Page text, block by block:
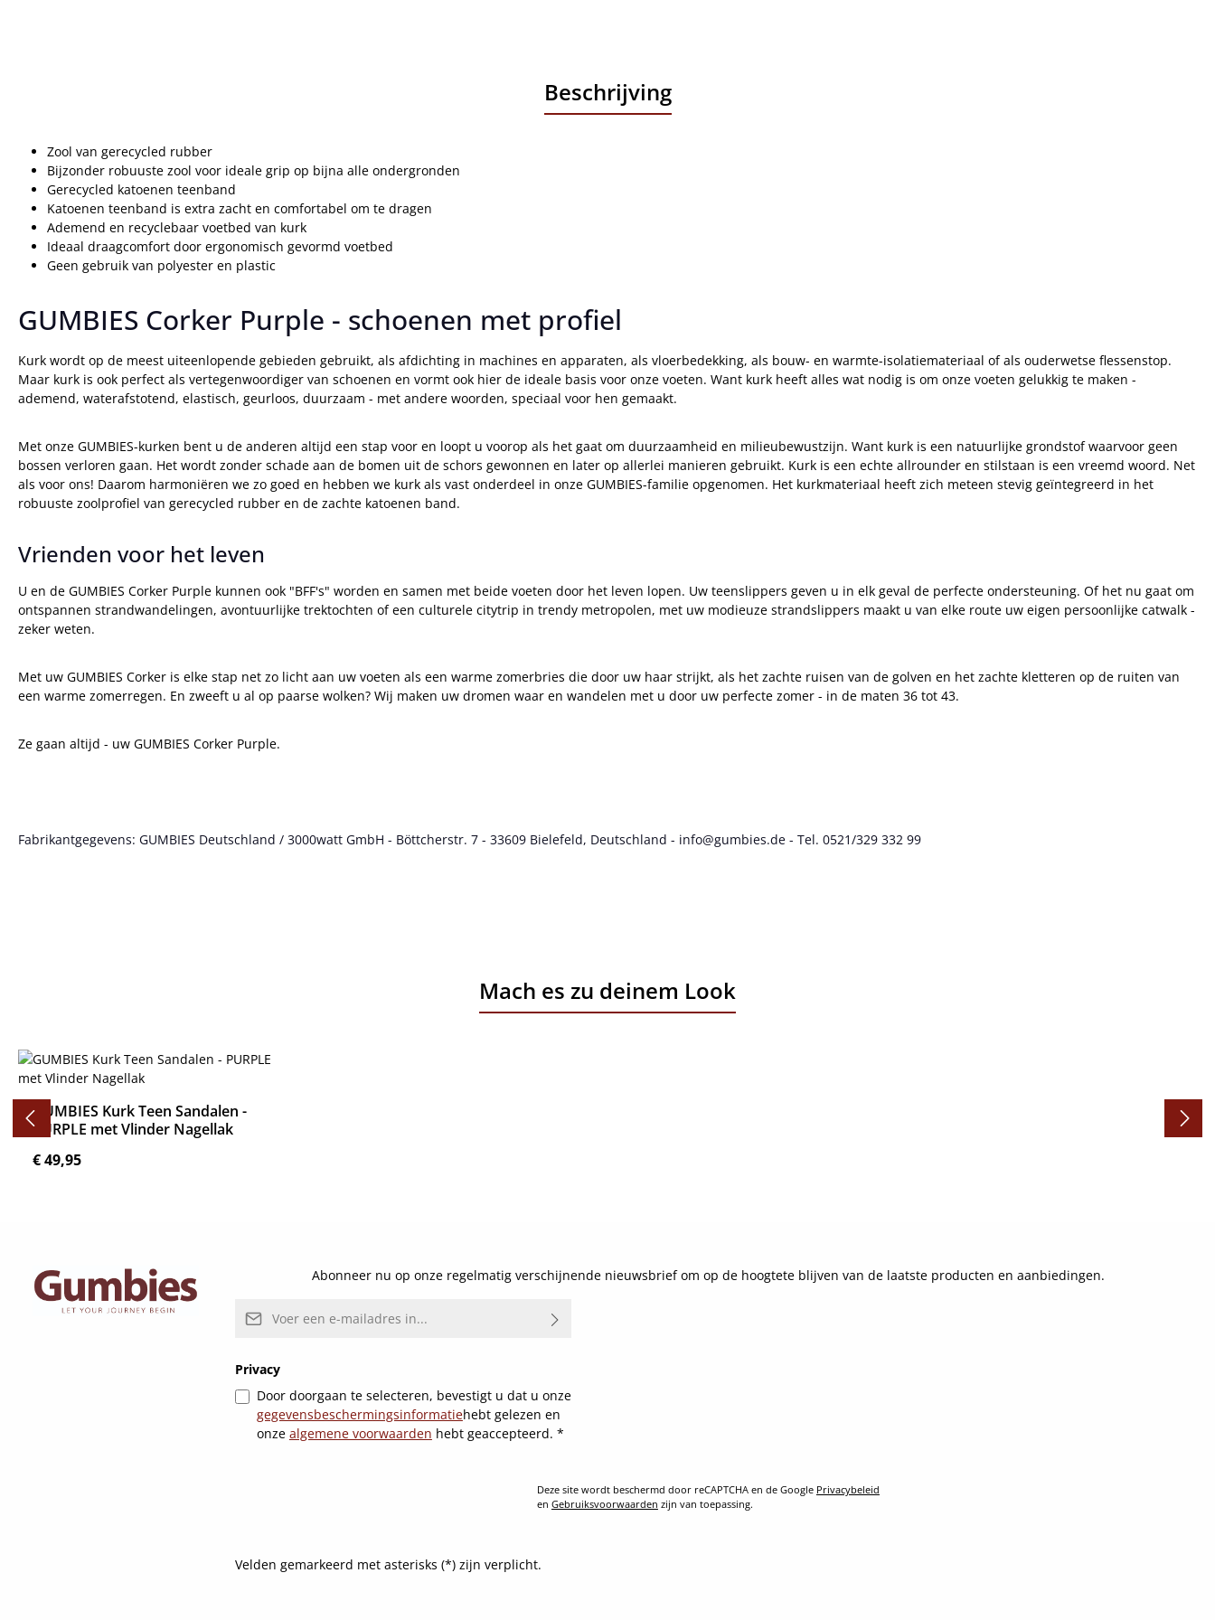
Beschrijving
Zool van gerecycled rubber
Bijzonder robuuste zool voor ideale grip op bijna alle ondergronden
Gerecycled katoenen teenband
Katoenen teenband is extra zacht en comfortabel om te dragen
Ademend en recyclebaar voetbed van kurk
Ideaal draagcomfort door ergonomisch gevormd voetbed
Geen gebruik van polyester en plastic
GUMBIES Corker Purple - schoenen met profiel
Kurk wordt op de meest uiteenlopende gebieden gebruikt, als afdichting in machines en apparaten, als vloerbedekking, als bouw- en warmte-isolatiemateriaal of als ouderwetse flessenstop.
Maar kurk is ook perfect als vertegenwoordiger van schoenen en vormt ook hier de ideale basis voor onze voeten. Want kurk heeft alles wat nodig is om onze voeten gelukkig te maken -
ademend, waterafstotend, elastisch, geurloos, duurzaam - met andere woorden, speciaal voor hen gemaakt.
Met onze GUMBIES-kurken bent u de anderen altijd een stap voor en loopt u voorop als het gaat om duurzaamheid en milieubewustzijn. Want kurk is een natuurlijke grondstof waarvoor geen
bossen verloren gaan. Het wordt zonder schade aan de bomen uit de schors gewonnen en later op allerlei manieren gebruikt. Kurk is een echte allrounder en stilstaan is een vreemd woord. Net
als voor ons! Daarom harmoniëren we zo goed en hebben we kurk als vast onderdeel in onze GUMBIES-familie opgenomen. Het kurkmateriaal heeft zich meteen stevig geïntegreerd in het
robuuste zoolprofiel van gerecycled rubber en de zachte katoenen band.
Vrienden voor het leven
U en de GUMBIES Corker Purple kunnen ook "BFF's" worden en samen met beide voeten door het leven lopen. Uw teenslippers geven u in elk geval de perfecte ondersteuning. Of het nu gaat om
ontspannen strandwandelingen, avontuurlijke trektochten of een culturele citytrip in trendy metropolen, met uw modieuze strandslippers maakt u van elke route uw eigen persoonlijke catwalk -
zeker weten.
Met uw GUMBIES Corker is elke stap net zo licht aan uw voeten als een warme zomerbries die door uw haar strijkt, als het zachte ruisen van de golven en het zachte kletteren op de ruiten van
een warme zomerregen. En zweeft u al op paarse wolken? Wij maken uw dromen waar en wandelen met u door uw perfecte zomer - in de maten 36 tot 43.
Ze gaan altijd - uw GUMBIES Corker Purple.
Fabrikantgegevens: GUMBIES Deutschland / 3000watt GmbH - Böttcherstr. 7 - 33609 Bielefeld, Deutschland - info@gumbies.de - Tel. 0521/329 332 99
Mach es zu deinem Look
Productgalerij overslaan
GUMBIES Kurk Teen Sandalen -
PURPLE met Vlinder Nagellak
Normale prijs:
€ 49,95
Abonneer nu op onze regelmatig verschijnende nieuwsbrief om op de hoogtete blijven van de laatste producten en aanbiedingen.
E-mailadres*
Privacy
Door doorgaan te selecteren, bevestigt u dat u onze
gegevensbeschermingsinformatiehebt gelezen en
onze algemene voorwaarden hebt geaccepteerd. *
Deze site wordt beschermd door reCAPTCHA en de Google Privacybeleid
en Gebruiksvoorwaarden zijn van toepassing.
Velden gemarkeerd met asterisks (*) zijn verplicht.